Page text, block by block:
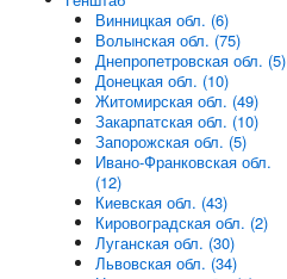
Винницкая обл. (6)
Волынская обл. (75)
Днепропетровская обл. (5)
Донецкая обл. (10)
Житомирская обл. (49)
Закарпатская обл. (10)
Запорожская обл. (5)
Ивано-Франковская обл.
(12)
Киевская обл. (43)
Кировоградская обл. (2)
Луганская обл. (30)
Львовская обл. (34)